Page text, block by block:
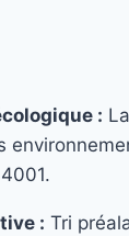
:
: Tri